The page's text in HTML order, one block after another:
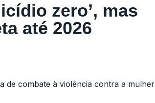
zero’, mas
até 2026
de combate à violência contra a mulher